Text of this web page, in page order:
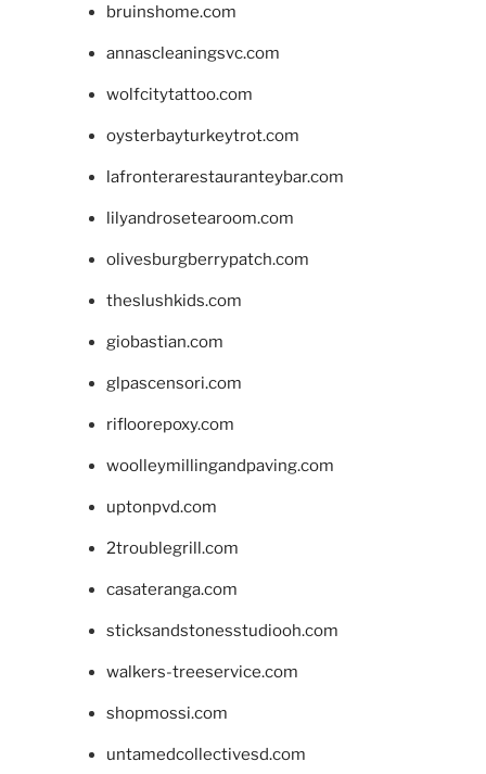
bruinshome.com
annascleaningsvc.com
wolfcitytattoo.com
oysterbayturkeytrot.com
lafronterarestauranteybar.com
lilyandrosetearoom.com
olivesburgberrypatch.com
theslushkids.com
giobastian.com
glpascensori.com
rifloorepoxy.com
woolleymillingandpaving.com
uptonpvd.com
2troublegrill.com
casateranga.com
sticksandstonesstudiooh.com
walkers-treeservice.com
shopmossi.com
untamedcollectivesd.com